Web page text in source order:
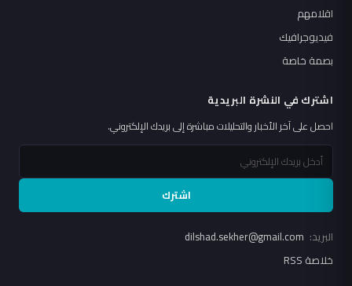
اقلامهم
فيديوجرافيك
بصمة خاصة
اشترك في النشرة البريدية
احصل على آخر الأخبار والتحليلات مباشرة إلى بريدك الإلكتروني.
اشترك
البريد:
خلاصة RSS